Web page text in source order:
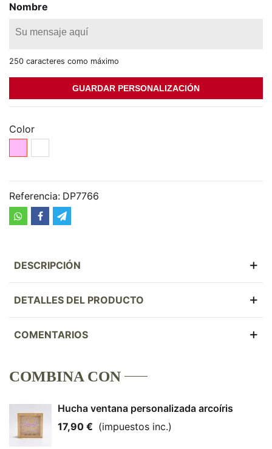
Nombre
250 caracteres como máximo
GUARDAR PERSONALIZACIÓN
Color
Referencia: DP7766
DESCRIPCIÓN
DETALLES DEL PRODUCTO
COMENTARIOS
COMBINA CON
Hucha ventana personalizada arcoíris
17,90 € (impuestos inc.)